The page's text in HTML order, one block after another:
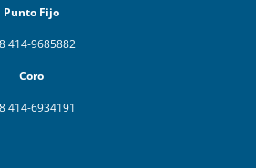
Punto Fijo
414-9685882
Coro
414-6934191